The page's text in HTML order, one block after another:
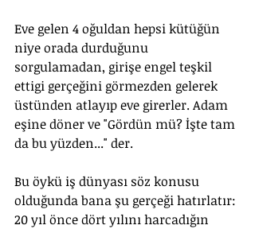
Eve gelen 4 oğuldan hepsi kütüğün
niye orada durduğunu
sorgulamadan, girişe engel teşkil
ettigi gerçeğini görmezden gelerek
üstünden atlayıp eve girerler. Adam
eşine döner ve "Gördün mü? İşte tam
da bu yüzden..." der.
Bu öykü iş dünyası söz konusu
olduğunda bana şu gerçeği hatırlatır:
20 yıl önce dört yılını harcadığın